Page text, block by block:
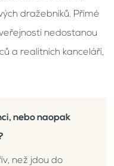
dražebníků. Přímé
nedostanou
a realitních kanceláří,
nebo naopak
než jdou do